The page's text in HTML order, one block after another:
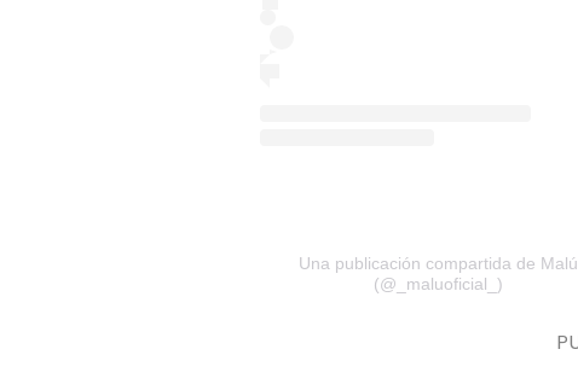
Una publicación compartida de Malú
(@_maluoficial_)